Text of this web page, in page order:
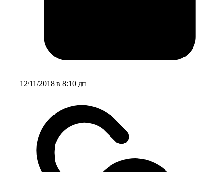
12/11/2018 в 8:10 дп